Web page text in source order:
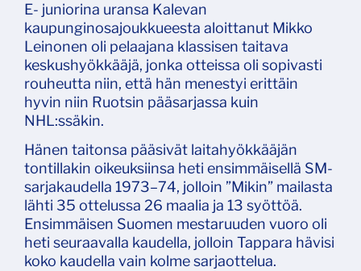
E- juniorina uransa Kalevan
kaupunginosajoukkueesta aloittanut Mikko
Leinonen oli pelaajana klassisen taitava
keskushyökkääjä, jonka otteissa oli sopivasti
rouheutta niin, että hän menestyi erittäin
hyvin niin Ruotsin pääsarjassa kuin
NHL:ssäkin.
Hänen taitonsa pääsivät laitahyökkääjän
tontillakin oikeuksiinsa heti ensimmäisellä SM-
sarjakaudella 1973–74, jolloin ”Mikin” mailasta
lähti 35 ottelussa 26 maalia ja 13 syöttöä.
Ensimmäisen Suomen mestaruuden vuoro oli
heti seuraavalla kaudella, jolloin Tappara hävisi
koko kaudella vain kolme sarjaottelua.